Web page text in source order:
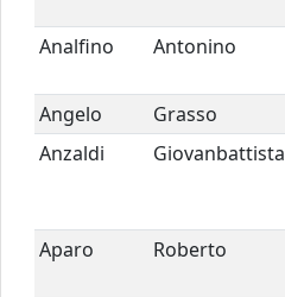
Analfino
Antonino
Angelo
Grasso
Anzaldi
Giovanbattista
Aparo
Roberto